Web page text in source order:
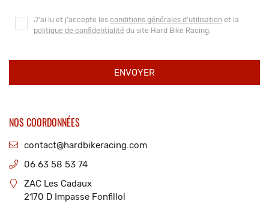
J'ai lu et j'accepte les conditions générales d'utilisation et la
politique de confidentialité du site Hard Bike Racing
ENVOYER
NOS COORDONNÉES
06 63 58 53 74
ZAC Les Cadaux
2170 D Impasse Fonfillol